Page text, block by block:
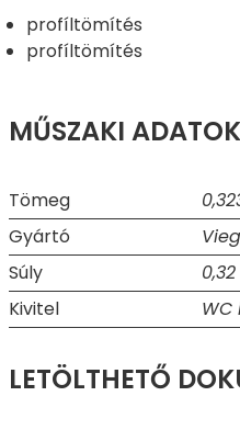
profíltömítés
profíltömítés
MŰSZAKI ADATOK
Tömeg
Gyártó
Súly
Kivitel
WC
LETÖLTHETŐ